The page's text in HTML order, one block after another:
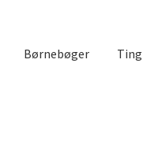
Børnebøger Ting